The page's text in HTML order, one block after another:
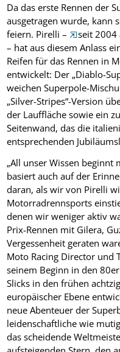
Da das erste Rennen der
ausgetragen wurde, kann
feiern. Pirelli –
seit 2004
– hat aus diesem Anlass
Reifen für das Rennen in
entwickelt: Der „Diablo-
weichen Superpole-
„Silver-Stripes“-Version
der Lauffläche sowie ein
Seitenwand, das die
entsprechenden
„All unser Wissen beginnt
basiert auch auf der
daran, als wir von Pirelli
Motorradrennsports
denen wir weniger aktiv
Prix-Rennen mit Gilera,
Vergessenheit geraten
Moto Racing Director und
seinem Beginn in den
Slicks in den frühen
europäischer Ebene
neue Abenteuer der
leidenschaftliche wie
das scheidende